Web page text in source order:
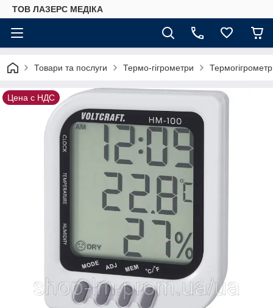
ТОВ ЛАЗЕРС МЕДІКА
Товари та послуги Термо-гігрометри
Цена с НДС